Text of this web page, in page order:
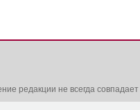
редакции не всегда